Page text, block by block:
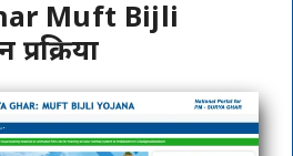
Muft Bijli